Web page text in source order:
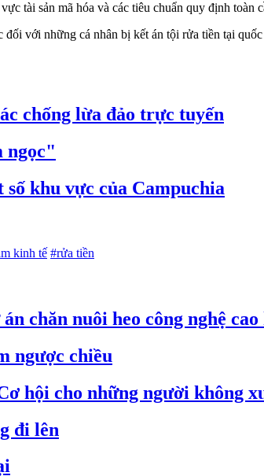
tài sản mã hóa và các tiêu chuẩn quy định toàn
với những cá nhân bị kết án tội rửa tiền tại
chống lừa đảo trực tuyến
ngọc"
khu vực của Campuchia
kinh tế #rửa tiền
chăn nuôi heo công nghệ cao
ngược chiều
hội cho những người không
đi lên